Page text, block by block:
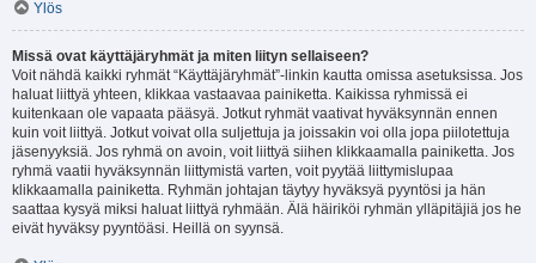
Ylös
Missä ovat käyttäjäryhmät ja miten liityn sellaiseen?
Voit nähdä kaikki ryhmät “Käyttäjäryhmät”-linkin kautta omissa asetuksissa. Jos
haluat liittyä yhteen, klikkaa vastaavaa painiketta. Kaikissa ryhmissä ei
kuitenkaan ole vapaata pääsyä. Jotkut ryhmät vaativat hyväksynnän ennen
kuin voit liittyä. Jotkut voivat olla suljettuja ja joissakin voi olla jopa piilotettuja
jäsenyyksiä. Jos ryhmä on avoin, voit liittyä siihen klikkaamalla painiketta. Jos
ryhmä vaatii hyväksynnän liittymistä varten, voit pyytää liittymislupaa
klikkaamalla painiketta. Ryhmän johtajan täytyy hyväksyä pyyntösi ja hän
saattaa kysyä miksi haluat liittyä ryhmään. Älä häiriköi ryhmän ylläpitäjiä jos he
eivät hyväksy pyyntöäsi. Heillä on syynsä.